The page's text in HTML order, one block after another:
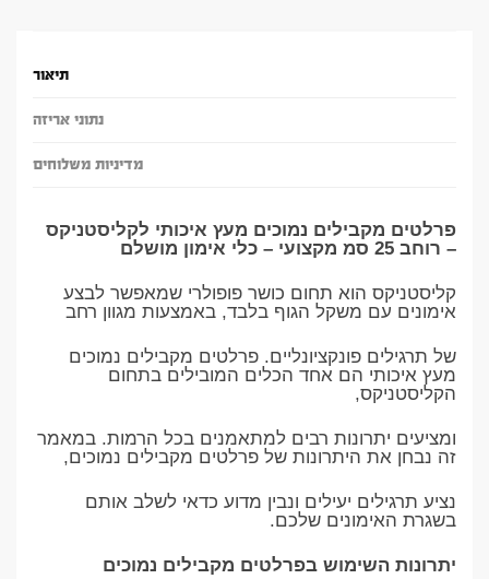
תיאור
נתוני אריזה
מדיניות משלוחים
פרלטים מקבילים נמוכים מעץ איכותי לקליסטניקס
– רוחב 25 סמ מקצועי – כלי אימון מושלם
קליסטניקס הוא תחום כושר פופולרי שמאפשר לבצע
אימונים עם משקל הגוף בלבד, באמצעות מגוון רחב
של תרגילים פונקציונליים. פרלטים מקבילים נמוכים
מעץ איכותי הם אחד הכלים המובילים בתחום
הקליסטניקס,
ומציעים יתרונות רבים למתאמנים בכל הרמות. במאמר
זה נבחן את היתרונות של פרלטים מקבילים נמוכים,
נציע תרגילים יעילים ונבין מדוע כדאי לשלב אותם
בשגרת האימונים שלכם.
יתרונות השימוש בפרלטים מקבילים נמוכים